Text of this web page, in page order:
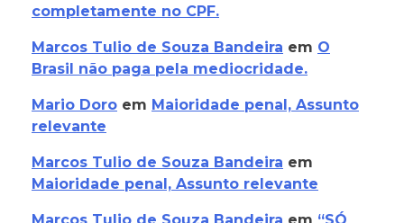
completamente no CPF.
Marcos Tulio de Souza Bandeira em O
Brasil não paga pela mediocridade.
Mario Doro em Maioridade penal, Assunto
relevante
Marcos Tulio de Souza Bandeira em
Maioridade penal, Assunto relevante